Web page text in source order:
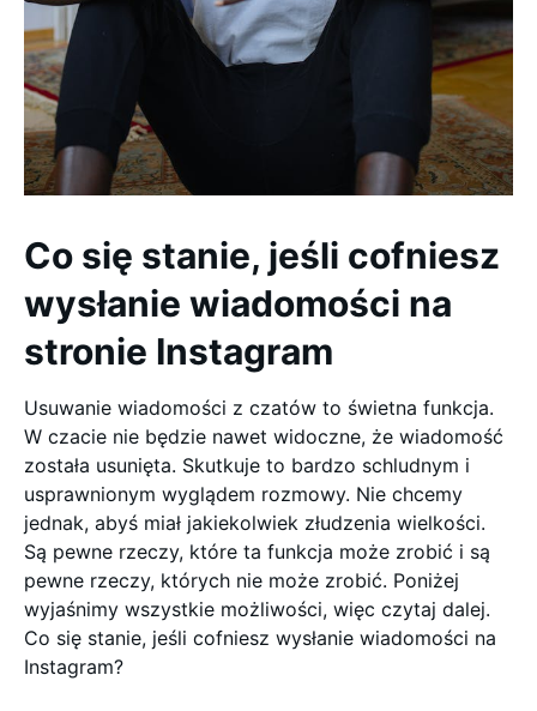
Co się stanie, jeśli cofniesz
wysłanie wiadomości na
stronie Instagram
Usuwanie wiadomości z czatów to świetna funkcja.
W czacie nie będzie nawet widoczne, że wiadomość
została usunięta. Skutkuje to bardzo schludnym i
usprawnionym wyglądem rozmowy. Nie chcemy
jednak, abyś miał jakiekolwiek złudzenia wielkości.
Są pewne rzeczy, które ta funkcja może zrobić i są
pewne rzeczy, których nie może zrobić. Poniżej
wyjaśnimy wszystkie możliwości, więc czytaj dalej.
Co się stanie, jeśli cofniesz wysłanie wiadomości na
Instagram?